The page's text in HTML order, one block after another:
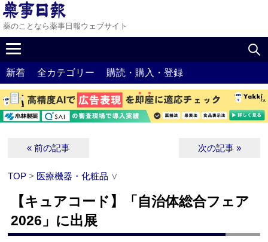
薬のことなら薬事日報ウェブサイト
新着 全カテゴリー 購読・購入・登録
« 前の記事 次の記事 »
TOP > 医療機器・化粧品 ∨
【キュアコード】「自治体総合フェア
2026」に出展